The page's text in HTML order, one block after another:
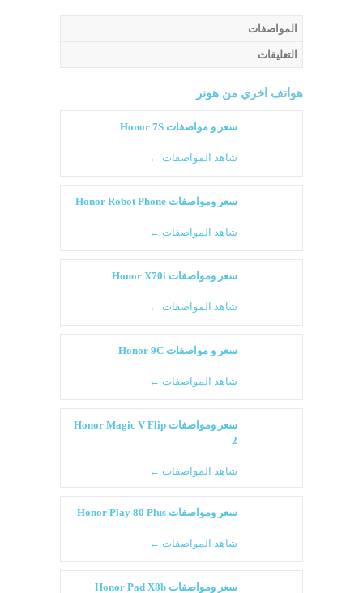
المواصفات
التعليقات
هواتف اخري من هونر
سعر و مواصفات Honor 7S
شاهد المواصفات ←
سعر ومواصفات Honor Robot Phone
شاهد المواصفات ←
سعر ومواصفات Honor X70i
شاهد المواصفات ←
سعر و مواصفات Honor 9C
شاهد المواصفات ←
سعر ومواصفات Honor Magic V Flip
2
شاهد المواصفات ←
سعر ومواصفات Honor Play 80 Plus
شاهد المواصفات ←
سعر ومواصفات Honor Pad X8b